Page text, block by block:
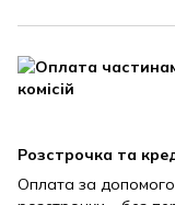
Розстрочка та
Оплата за